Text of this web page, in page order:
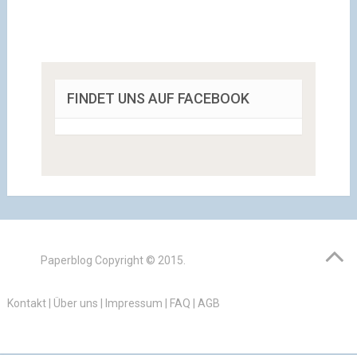
FINDET UNS AUF FACEBOOK
Paperblog Copyright © 2015.
Kontakt| Über uns Impressum FAQ AGB